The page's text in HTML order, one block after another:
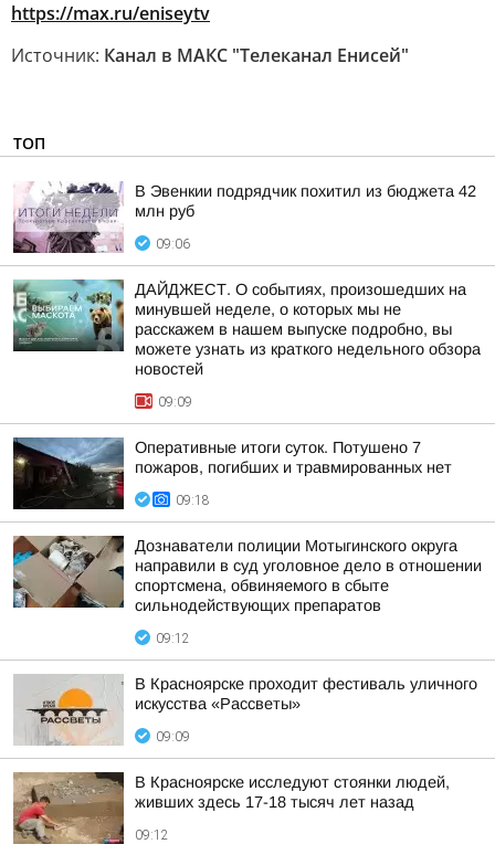
https://max.ru/eniseytv
Источник: Канал в МАКС "Телеканал Енисей"
ТОП
В Эвенкии подрядчик похитил из бюджета 42
млн руб
09:06
ДАЙДЖЕСТ. О событиях, произошедших на
минувшей неделе, о которых мы не
расскажем в нашем выпуске подробно, вы
можете узнать из краткого недельного обзора
новостей
09:09
Оперативные итоги суток. Потушено 7
пожаров, погибших и травмированных нет
09:18
Дознаватели полиции Мотыгинского округа
направили в суд уголовное дело в отношении
спортсмена, обвиняемого в сбыте
сильнодействующих препаратов
09:12
В Красноярске проходит фестиваль уличного
искусства «Рассветы»
09:09
В Красноярске исследуют стоянки людей,
живших здесь 17-18 тысяч лет назад
09:12